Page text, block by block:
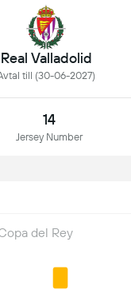
Real Valladolid
till (30-06-2027)
14
Jersey Number
del Rey